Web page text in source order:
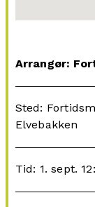
Arrangør:
Sted:
Elvebakken
Tid: 1. sept.